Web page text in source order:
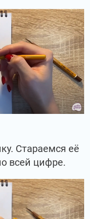
Стараемся её
всей цифре.